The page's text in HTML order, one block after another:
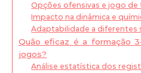
Opções ofensivas e jogo de
Impacto na dinâmica e
Adaptabilidade a diferentes
Quão eficaz é a formação
jogos?
Análise estatística dos